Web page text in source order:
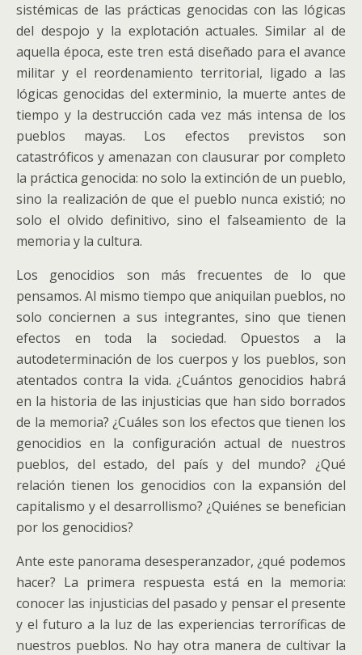
sistémicas de las prácticas genocidas con las lógicas
del despojo y la explotación actuales. Similar al de
aquella época, este tren está diseñado para el avance
militar y el reordenamiento territorial, ligado a las
lógicas genocidas del exterminio, la muerte antes de
tiempo y la destrucción cada vez más intensa de los
pueblos mayas. Los efectos previstos son
catastróficos y amenazan con clausurar por completo
la práctica genocida: no solo la extinción de un pueblo,
sino la realización de que el pueblo nunca existió; no
solo el olvido definitivo, sino el falseamiento de la
memoria y la cultura.
Los genocidios son más frecuentes de lo que
pensamos. Al mismo tiempo que aniquilan pueblos, no
solo conciernen a sus integrantes, sino que tienen
efectos en toda la sociedad. Opuestos a la
autodeterminación de los cuerpos y los pueblos, son
atentados contra la vida. ¿Cuántos genocidios habrá
en la historia de las injusticias que han sido borrados
de la memoria? ¿Cuáles son los efectos que tienen los
genocidios en la configuración actual de nuestros
pueblos, del estado, del país y del mundo? ¿Qué
relación tienen los genocidios con la expansión del
capitalismo y el desarrollismo? ¿Quiénes se benefician
por los genocidios?
Ante este panorama desesperanzador, ¿qué podemos
hacer? La primera respuesta está en la memoria:
conocer las injusticias del pasado y pensar el presente
y el futuro a la luz de las experiencias terroríficas de
nuestros pueblos. No hay otra manera de cultivar la